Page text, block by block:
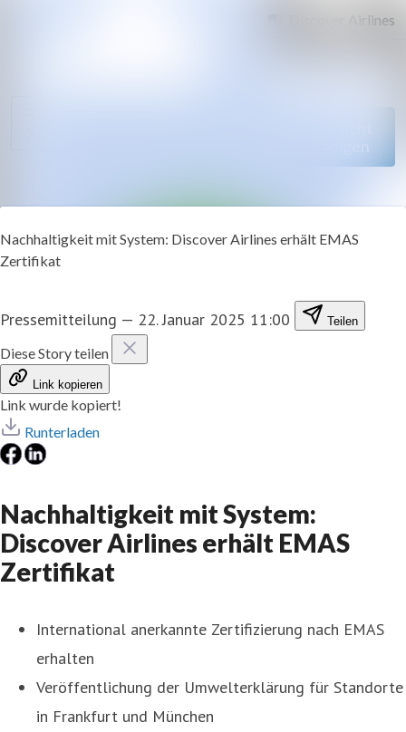
Nachhaltigkeit mit System: Discover Airlines erhält EMAS
Zertifikat
Pressemitteilung — 22. Januar 2025 11:00 Teilen
Diese Story teilen
Link kopieren
Link wurde kopiert!
Runterladen
Nachhaltigkeit mit System:
Discover Airlines erhält EMAS
Zertifikat
International anerkannte Zertifizierung nach EMAS
erhalten
Veröffentlichung der Umwelterklärung für Standorte
in Frankfurt und München